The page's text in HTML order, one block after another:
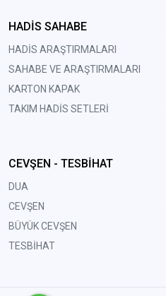
HADİS SAHABE
HADİS ARAŞTIRMALARI
SAHABE VE ARAŞTIRMALARI
KARTON KAPAK
TAKIM HADİS SETLERİ
CEVŞEN - TESBİHAT
DUA
CEVŞEN
BÜYÜK CEVŞEN
TESBİHAT